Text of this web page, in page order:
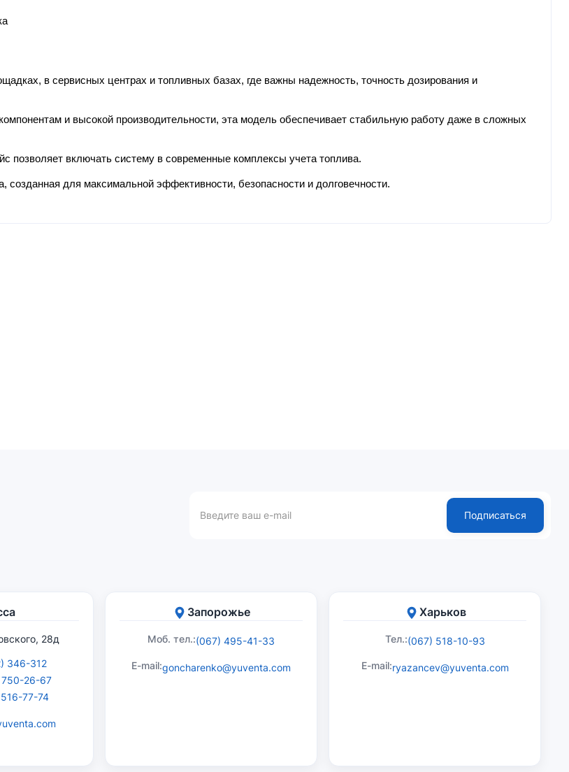
в сервисных центрах и топливных базах, где важны надежность, точность дозирования и
и высокой производительности, эта модель обеспечивает стабильную работу даже в сложных
позволяет включать систему в современные комплексы учета топлива.
для максимальной эффективности, безопасности и долговечности.
Подписаться
28д
346-312
26-67
77-74
Запорожье
Моб. тел.:(067) 495-41-33
E-mail:goncharenko@yuventa.com
Харьков
Тел.:(067) 518-10-93
E-mail:ryazancev@yuventa.com